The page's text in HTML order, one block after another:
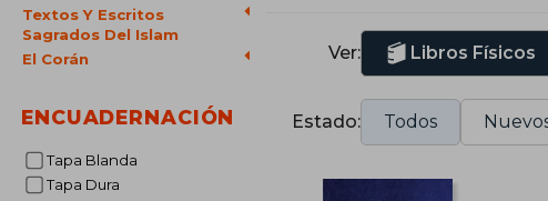
Textos Y Escritos
Sagrados Del Islam
El Corán
ENCUADERNACIÓN
Tapa Blanda
Tapa Dura
Ver: Libros Físicos
Estado: Todos